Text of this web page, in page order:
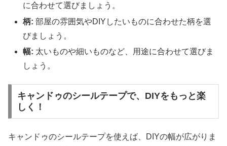
に合わせて選びましょう。
柄: 部屋の雰囲気やDIYしたいものに合わせた柄を選
びましょう。
幅: 太いものや細いものなど、用途に合わせて選びま
しょう。
キャンドゥのシールテープで、DIYをもっと楽
しく！
キャンドゥのシールテープを使えば、DIYの幅が広がりま